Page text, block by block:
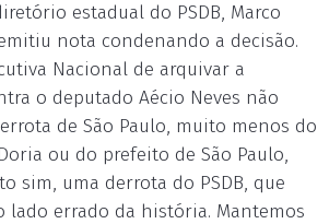
estadual do PSDB, Marco
nota condenando a decisão.
Nacional de arquivar a
o deputado Aécio Neves não
de São Paulo, muito menos do
ou do prefeito de São Paulo,
sim, uma derrota do PSDB, que
lado errado da história. Mantemos